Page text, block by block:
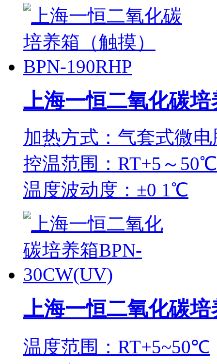
上海一恒二氧化碳
加热方式：气套式微
控温范围：RT+5～50℃
温度波动度：±0 1℃
上海一恒二氧化碳
温度范围：RT+5~50℃